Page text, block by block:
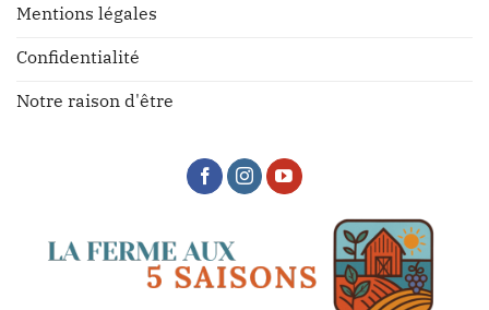
Mentions légales
Confidentialité
Notre raison d'être